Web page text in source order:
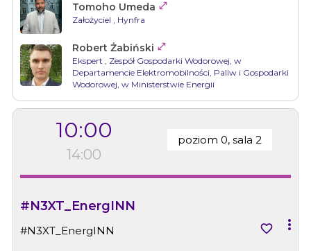
Tomoho Umeda 
Założyciel , Hynfra
Robert Żabiński 
Ekspert , Zespół Gospodarki Wodorowej, w
Departamencie Elektromobilności, Paliw i Gospodarki
Wodorowej, w Ministerstwie Energii
10:00
14:00
poziom 0, sala 2
#N3XT_EnergINN
#N3XT_EnergINN  